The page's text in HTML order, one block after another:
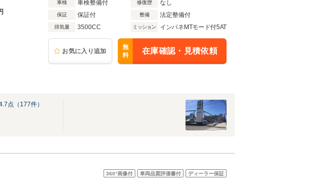
車検 車検整備付 修復歴 なし
保証 保証付 整備 法定整備付
排気量 3500CC ミッション インパネMTモード付5AT
お気に入り追加
無
料
在庫確認・見積依頼
点（ 177件）
360°画像付 車両品質評価書付 ディーラー保証